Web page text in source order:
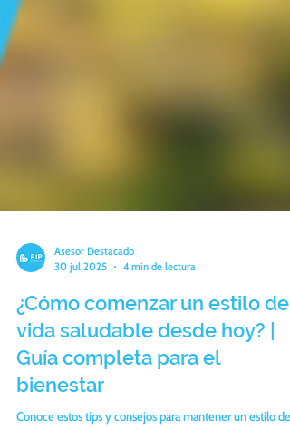
30 jul 2025
4 min de lectura
¿Cómo comenzar un estilo de
vida saludable desde hoy? |
Guía completa para el
bienestar